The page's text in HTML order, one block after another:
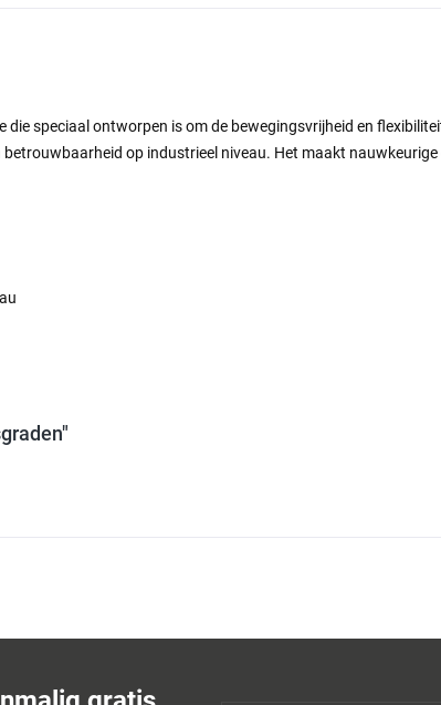
die speciaal ontworpen is om de bewegingsvrijheid en
op industrieel niveau. Het maakt